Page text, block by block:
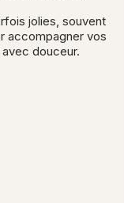
jolies, souvent
accompagner vos
douceur.